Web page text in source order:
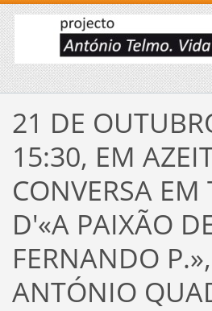
21 DE
15:30, EM
CONVERSA EM
D'«A PAIXÃO
FERNANDO
ANTÓNIO